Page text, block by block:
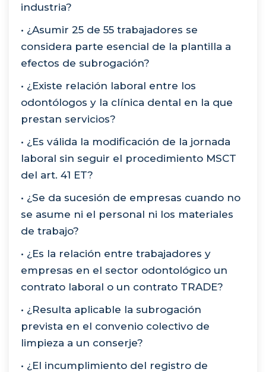
industria?
• ¿Asumir 25 de 55 trabajadores se
considera parte esencial de la plantilla a
efectos de subrogación?
• ¿Existe relación laboral entre los
odontólogos y la clínica dental en la que
prestan servicios?
• ¿Es válida la modificación de la jornada
laboral sin seguir el procedimiento MSCT
del art. 41 ET?
• ¿Se da sucesión de empresas cuando no
se asume ni el personal ni los materiales
de trabajo?
• ¿Es la relación entre trabajadores y
empresas en el sector odontológico un
contrato laboral o un contrato TRADE?
• ¿Resulta aplicable la subrogación
prevista en el convenio colectivo de
limpieza a un conserje?
• ¿El incumplimiento del registro de